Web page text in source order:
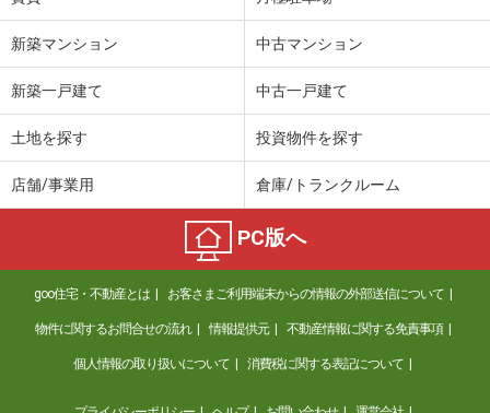
鹿児島県鹿児島市田上台１
6.70万円
鹿児島県薩摩川内市西開聞町
4.70万円
住 所
鹿児島県薩摩川内市西開聞町
専有面積 28.02m²
間取り
1K
鹿児島県薩摩川内市西開聞町
新築マンション 中古マンション
新築一戸建て 中古一戸建て
土地を探す 投資物件を探す
店舗/事業用 倉庫/トランクルーム
PC版へ
goo住宅・不動産とは お客さまご利用端末からの情報の外部送信について
物件に関するお問合せの流れ 情報提供元 不動産情報に関する免責事項
個人情報の取り扱いについて 消費税に関する表記について